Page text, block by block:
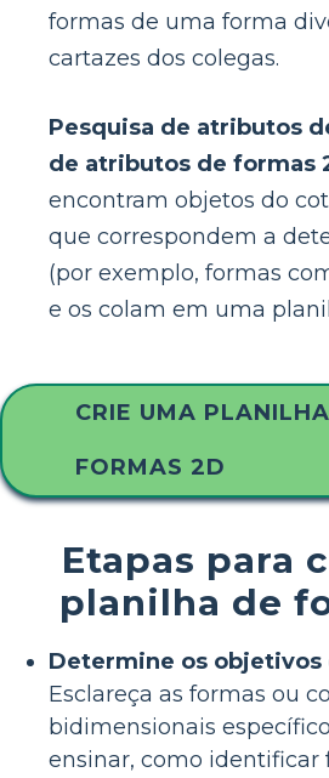
formas de uma forma
cartazes dos colegas.
Pesquisa de atributos
de atributos de formas
encontram objetos do
que correspondem a
(por exemplo, formas
e os colam em uma
CRIE UMA
FORMAS 2D
Etapas para
planilha de
Determine os
Esclareça as formas ou
bidimensionais
ensinar, como identificar